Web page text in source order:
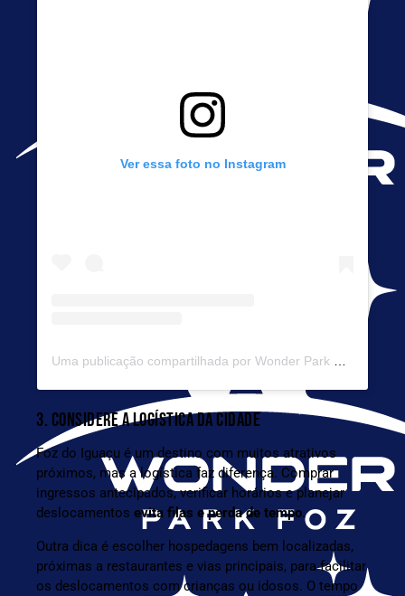
Ver essa foto no Instagram
Uma publicação compartilhada por Wonder Park Foz (@wonderparkfoz)
3. CONSIDERE A LOGÍSTICA DA CIDADE
Foz do Iguaçu é um destino com muitos atrativos
próximos, mas a logística faz diferença. Comprar
ingressos antecipados, verificar horários e planejar
deslocamentos evita filas e perda de tempo.
Outra dica é escolher hospedagens bem localizadas,
próximas a restaurantes e vias principais, para facilitar
os deslocamentos com crianças ou idosos. O tempo